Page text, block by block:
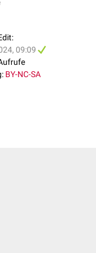
werden die Lipide mit
Form in einer
Dabei muss eine
des Bluts mit dem
09:09
BY-NC-SA